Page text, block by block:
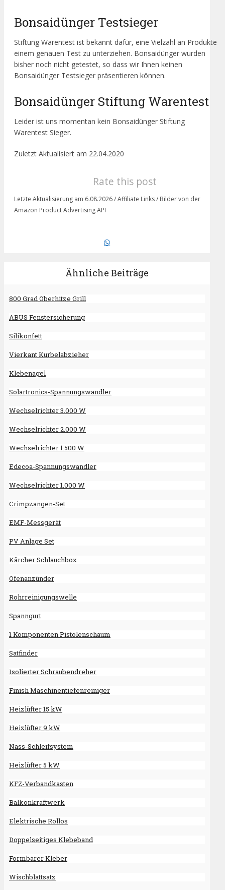
Bonsaidünger Testsieger
Stiftung Warentest ist bekannt dafür, eine Vielzahl an Produkte
einem genauen Test zu unterziehen. Bonsaidünger wurden
bisher noch nicht getestet, so dass wir Ihnen keinen
Bonsaidünger Testsieger präsentieren können.
Bonsaidünger Stiftung Warentest
Leider ist uns momentan kein Bonsaidünger Stiftung
Warentest Sieger.
Zuletzt Aktualisiert am 22.04.2020
Rate this post
Letzte Aktualisierung am 6.08.2026 / Affiliate Links / Bilder von der
Amazon Product Advertising API
Ähnliche Beiträge
800 Grad Oberhitze Grill
ABUS Fenstersicherung
Silikonfett
Vierkant Kurbelabzieher
Klebenagel
Solartronics-Spannungswandler
Wechselrichter 3.000 W
Wechselrichter 2.000 W
Wechselrichter 1.500 W
Edecoa-Spannungswandler
Wechselrichter 1.000 W
Crimpzangen-Set
EMF-Messgerät
PV Anlage Set
Kärcher Schlauchbox
Ofenanzünder
Rohrreinigungswelle
Spanngurt
1 Komponenten Pistolenschaum
Satfinder
Isolierter Schraubendreher
Finish Maschinentiefenreiniger
Heizlüfter 15 kW
Heizlüfter 9 kW
Nass-Schleifsystem
Heizlüfter 5 kW
KFZ-Verbandkasten
Balkonkraftwerk
Elektrische Rollos
Doppelseitiges Klebeband
Formbarer Kleber
Wischblattsatz